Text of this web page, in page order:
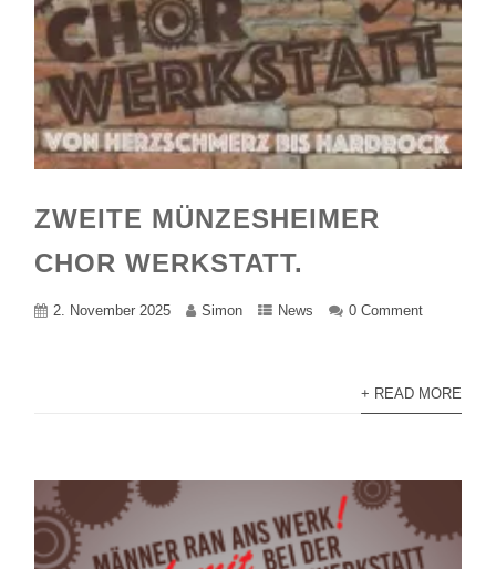
ZWEITE MÜNZESHEIMER
CHOR WERKSTATT.
2. November 2025 Simon News 0 Comment
+ READ MORE